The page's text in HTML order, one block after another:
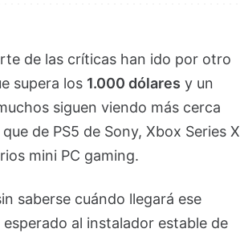
de las críticas han ido por otro
supera los 1.000 dólares y un
siguen viendo más cerca
de PS5 de Sony, Xbox Series X
mini PC gaming.
saberse cuándo llegará ese
al instalador estable de